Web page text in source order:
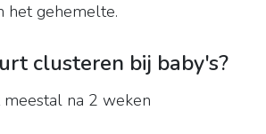
het gehemelte.
clusteren bij baby's?
meestal na 2 weken